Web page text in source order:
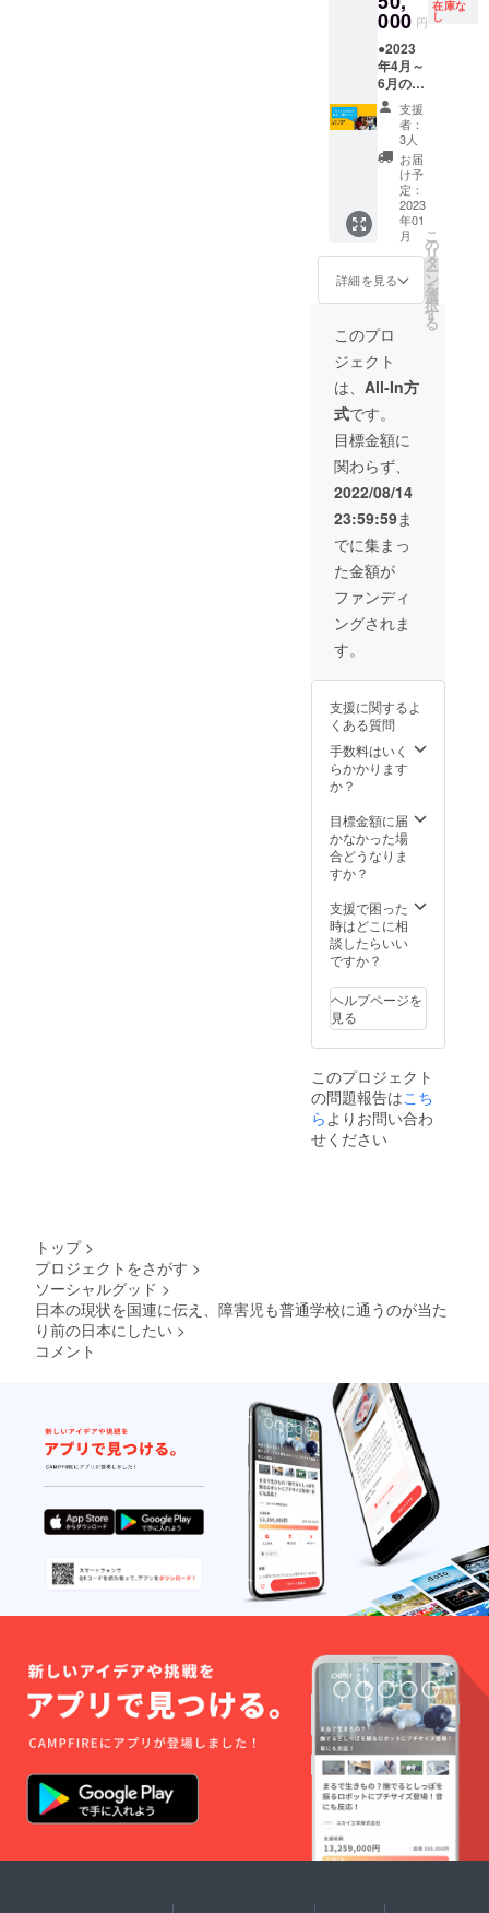
オ通話
を利
用。
2023年
1月に日
程調整
のため
のメー
ルをお
送りし
ます。
（極端
な個人
情報
や、誹
謗中傷
場合、
る可能
性あ
●2022
年8月に
現地速
報メー
ルを配
●2023
年1月に
ジュ
ネーブ
の報告
レポー
ト（A4
写真を
含む）
を郵
送。●30
分程度
の報告
上で限
定公開
し、
で共有
（視聴
可能期
間：
1月～3
月）。
同行し
ます。
交通
費・昼
食代は
各自自
己負
担。所
要時間
は10時
間程
度。詳
細・日
程調整
は2022
年9月に
絡しま
す。※茨
城県か
東京都
に、新
型コロ
ナの蔓
延防止
等重点
措置以
上が発
令され
た場合
は、延
期の可
能性あ
り。
●2022
報メー
ルを配
信。
●2023
年1月に
ジュ
レポー
ト（A4
用紙5枚
含む）
を郵
送。●30
分程度
動画を
ネット
上で限
定公開
URLを
メール
で共有
（視聴
可能期
000 円
在庫な
し
●2023
年4月～
6月の間
で1回、
川端と
一緒に
ランチ
ができ
る権
利。つ
くばエ
クスプ
レス線
の各駅
から徒
歩10分
以内の
レスト
ランで
現地集
合・解
散。川
端の介
助者１
名が同
行しま
す。交
通費・
食事代
は各自
自己負
担。所
要時間
は2時間
日程調
2023年
1月に
メール
でご連
絡しま
城県か
東京都
に、新
型コロ
延防止
等重点
措置以
上が発
た場合
は、延
期の可
能性あ
●2022
年8月に
現地速
報メー
ルを配
用紙5枚
程度、
送。●30
分程度
の報告
動画を
ネット
上で限
定公開
し、
URLを
メール
で共有
（視聴
可能期
間：
1月～3
月）。
支援
者：
3人
お届
け予
定：
2023
年01
月
詳細を見る
こ
の
リ
タ
ー
ン
を
選
択
す
る
このプロ
ジェクト
は、 All-In方
式です。
目標金額に
関わらず、
2022/08/14
23:59:59ま
でに集まっ
た金額が
ファンディ
ングされま
す。
支援に関するよ
くある質問
手数料はいく
らかかります
か？
目標金額に届
かなかった場
合どうなりま
すか？
支援で困った
時はどこに相
談したらいい
ですか？
ヘルプページを
見る
このプロジェクト
の問題報告はこち
らよりお問い合わ
せください
トップ >
プロジェクトをさがす >
ソーシャルグッド >
日本の現状を国連に伝え、障害児も普通学校に通うのが当た
り前の日本にしたい >
コメント